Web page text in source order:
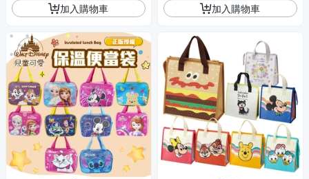
加入購物車 加入購物車